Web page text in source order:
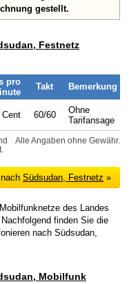
gestellt.
Festnetz
pro
Takt Bemerkung
Cent 60/60
Ohne
Tarifansage
Alle Angaben ohne Gewähr.
Südsudan, Festnetz »
des Landes
finden Sie die
nach Südsudan,
Mobilfunk